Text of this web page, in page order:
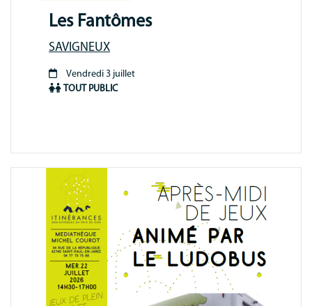
Les Fantômes
SAVIGNEUX
Période
Vendredi 3 juillet
TOUT PUBLIC